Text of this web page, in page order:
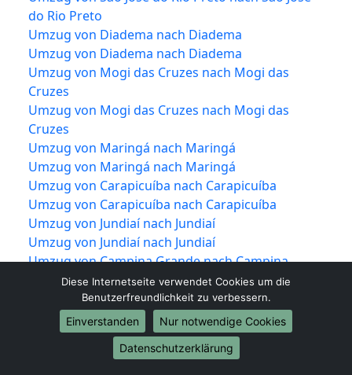
do Rio Preto
Umzug von Diadema nach Diadema
Umzug von Diadema nach Diadema
Umzug von Mogi das Cruzes nach Mogi das
Cruzes
Umzug von Mogi das Cruzes nach Mogi das
Cruzes
Umzug von Maringá nach Maringá
Umzug von Maringá nach Maringá
Umzug von Carapicuíba nach Carapicuíba
Umzug von Carapicuíba nach Carapicuíba
Umzug von Jundiaí nach Jundiaí
Umzug von Jundiaí nach Jundiaí
Umzug von Campina Grande nach Campina
Grande
Umzug von Campina Grande nach Campina
Grande
Umzug von Piracicaba nach Piracicaba
Umzug von Piracicaba nach Piracicaba
Diese Internetseite verwendet Cookies um die
Benutzerfreundlichkeit zu verbessern.
Einverstanden
Nur notwendige Cookies
Datenschutzerklärung